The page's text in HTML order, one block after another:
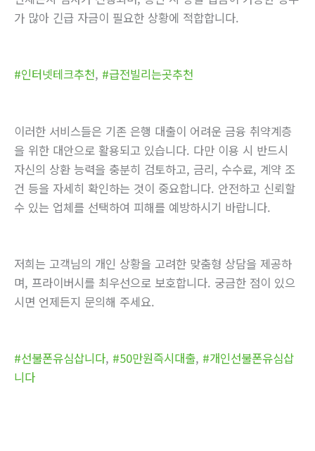
가 많아 긴급 자금이 필요한 상황에 적합합니다.
#인터넷테크추천, #급전빌리는곳추천
이러한 서비스들은 기존 은행 대출이 어려운 금융 취약계층
을 위한 대안으로 활용되고 있습니다. 다만 이용 시 반드시
자신의 상환 능력을 충분히 검토하고, 금리, 수수료, 계약 조
건 등을 자세히 확인하는 것이 중요합니다. 안전하고 신뢰할
수 있는 업체를 선택하여 피해를 예방하시기 바랍니다.
저희는 고객님의 개인 상황을 고려한 맞춤형 상담을 제공하
며, 프라이버시를 최우선으로 보호합니다. 궁금한 점이 있으
시면 언제든지 문의해 주세요.
#선불폰유심삽니다, #50만원즉시대출, #개인선불폰유심삽
니다